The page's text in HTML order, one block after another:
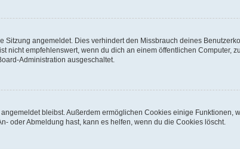
angemeldet. Dies verhindert den Missbrauch deines
nicht empfehlenswert, wenn du dich an einem öffentlichen Computer,
Administration ausgeschaltet.
bleibst. Außerdem ermöglichen Cookies einige Funktionen,
oder Abmeldung hast, kann es helfen, wenn du die Cookies löscht.